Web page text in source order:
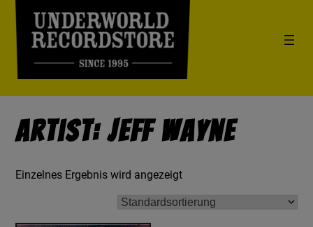
Artist: Jeff Wayne
Einzelnes Ergebnis wird angezeigt